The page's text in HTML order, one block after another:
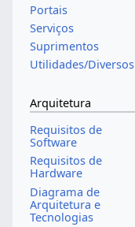
Portais
Serviços
Suprimentos
Utilidades/Diversos
Arquitetura
Requisitos de
Software
Requisitos de
Hardware
Diagrama de
Arquitetura e
Tecnologias